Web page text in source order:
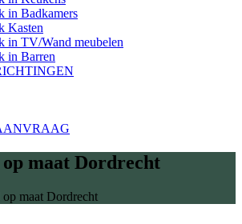
in Badkamers
Kasten
in TV/Wand meubelen
in Barren
maat Dordrecht
maat Dordrecht